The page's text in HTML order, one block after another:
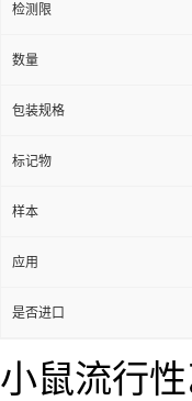
检测限
数量
包装规格
标记物
样本
应用
是否进口
小鼠流行